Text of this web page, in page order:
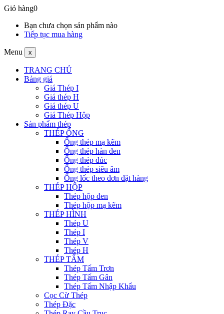
Giỏ hàng0
Bạn chưa chọn sản phẩm nào
Tiếp tục mua hàng
Menu x
TRANG CHỦ
Bảng giá
Giá Thép I
Giá thép H
Giá thép U
Giá Thép Hộp
Sản phẩm thép
THÉP ỐNG
Ống thép mạ kẽm
Ống thép hàn đen
Ống thép đúc
Ống thép siêu âm
Ống lốc theo đơn đặt hàng
THÉP HỘP
Thép hộp đen
Thép hộp mạ kẽm
THÉP HÌNH
Thép U
Thép I
Thép V
Thép H
THÉP TẤM
Thép Tấm Trơn
Thép Tấm Gân
Thép Tấm Nhập Khẩu
Cọc Cừ Thép
Thép Đặc